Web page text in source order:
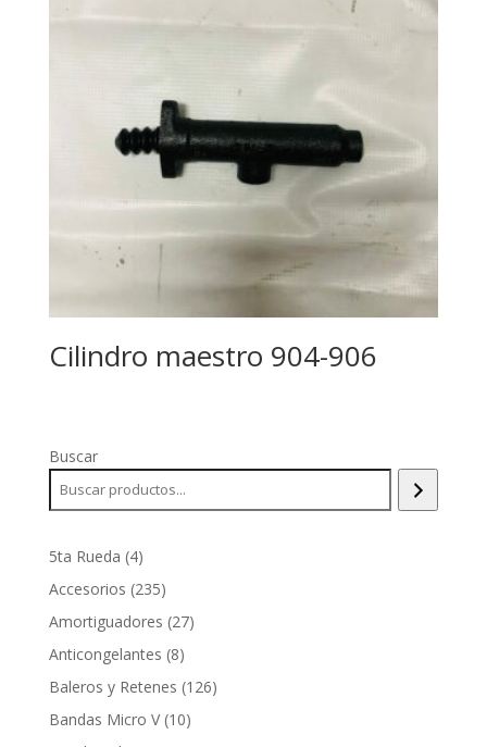
Cilindro maestro 904-906
Buscar
5ta Rueda 44
productos
Accesorios 235235
productos
Amortiguadores 2727
Anticongelantes 88
productos
Baleros y Retenes 126126
Bandas Micro V 1010